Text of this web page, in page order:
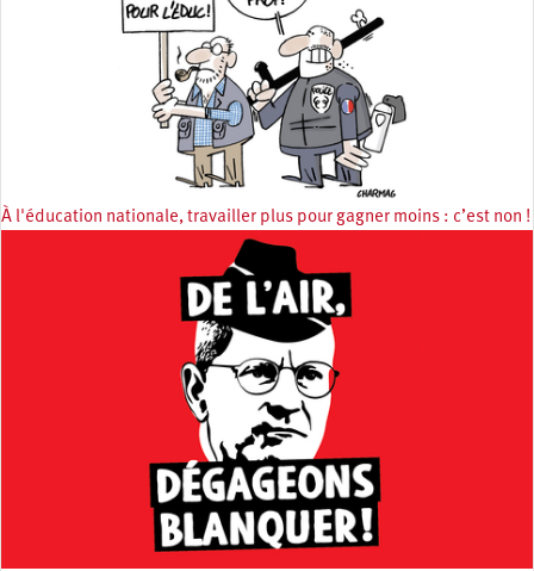
À l'éducation nationale, travailler plus pour gagner moins : c’est non !